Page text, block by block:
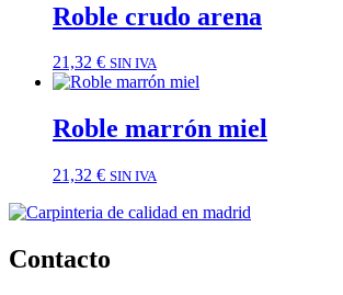
Roble crudo arena
21,32 € SIN IVA
Roble marrón miel
21,32 € SIN IVA
Contacto